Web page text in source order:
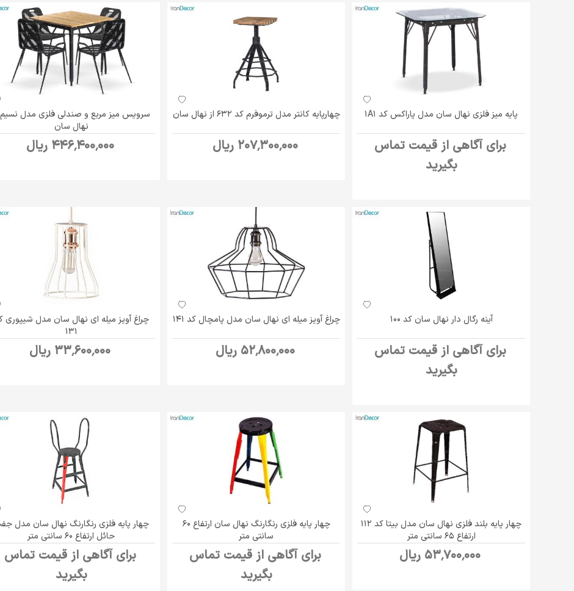
پایه میز فلزی نهال سان مدل پاراکس کد 1A1
برای آگاهی از قیمت تماس
بگیرید
چهارپایه کانتر مدل ترموفرم کد 632 از نهال سان
207٬300٬000 ریال
سرویس میز مربع و صندلی فلزی مدل نسیم
نهال سان
446٬400٬000 ریال
آینه رگال دار نهال سان کد 100
برای آگاهی از قیمت تماس
بگیرید
چراغ آویز میله ای نهال سان مدل پامچال کد 141
52٬800٬000 ریال
چراغ آویز میله ای نهال سان مدل شیپوری
131
33٬600٬000 ریال
چهار پایه بلند فلزی نهال سان مدل بیتا کد 112
ارتفاع 65 سانتی متر
53٬700٬000 ریال
چهار پایه فلزی رنگارنگ نهال سان ارتفاع 60
سانتی متر
برای آگاهی از قیمت تماس
بگیرید
چهار پایه فلزی رنگارنگ نهال سان مدل
حائل ارتفاع 60 سانتی متر
برای آگاهی از قیمت تماس
بگیرید